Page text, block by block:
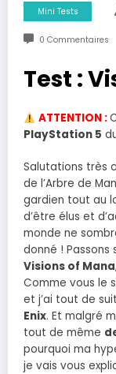
Mini Tests
0 Commentaires
Test :
ATTENTION :
PlayStation 5
Salutations très
de l’Arbre de
gardien tout au
d’être élus et
monde ne
donné !
Visions of Mana
Comme vous le
et j’ai tout de
Enix. Et malgré
tout de même
pourquoi ma
je vais vous